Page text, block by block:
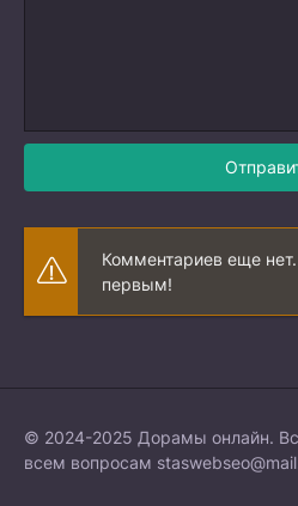
Комментариев еще
первым!
© 2024-2025 Дорамы онлайн.
всем вопросам